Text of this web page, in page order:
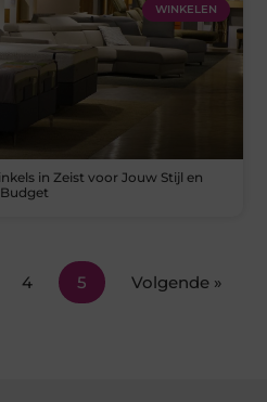
WINKELEN
in Zeist voor Jouw Stijl en
Budget
4 5 Volgende »